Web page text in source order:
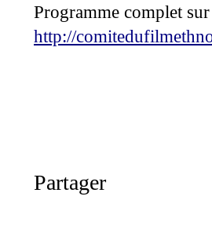
Programme complet
http://
Partager